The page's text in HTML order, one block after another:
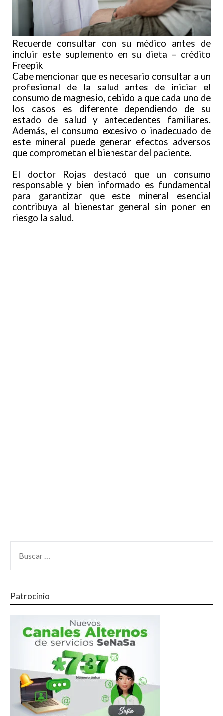
Recuerde consultar con su médico antes de
incluir este suplemento en su dieta – crédito
Freepik
Cabe mencionar que es necesario consultar a un
profesional de la salud antes de iniciar el
consumo de magnesio, debido a que cada uno de
los casos es diferente dependiendo de su
estado de salud y antecedentes familiares.
Además, el consumo excesivo o inadecuado de
este mineral puede generar efectos adversos
que comprometan el bienestar del paciente.
El doctor Rojas destacó que un consumo
responsable y bien informado es fundamental
para garantizar que este mineral esencial
contribuya al bienestar general sin poner en
riesgo la salud.
Patrocinio